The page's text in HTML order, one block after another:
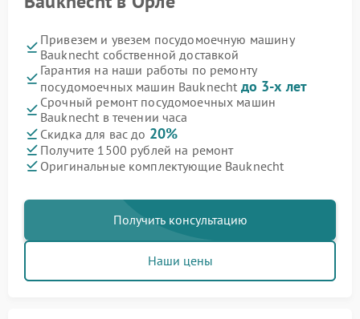
Привезем и увезем посудомоечную машину
Bauknecht собственной доставкой
Гарантия на наши работы по ремонту
посудомоечных машин Bauknecht до 3-х лет
Срочный ремонт посудомоечных машин
Bauknecht в течении часа
Скидка для вас до 20%
Получите 1500 рублей на ремонт
Оригинальные комплектующие Bauknecht
Получить консультацию
Наши цены